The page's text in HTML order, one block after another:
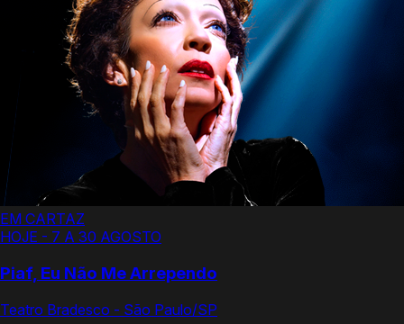
EM CARTAZ
HOJE - 7 A 30 AGOSTO
Piaf, Eu Não Me Arrependo
Teatro Bradesco - São Paulo/SP